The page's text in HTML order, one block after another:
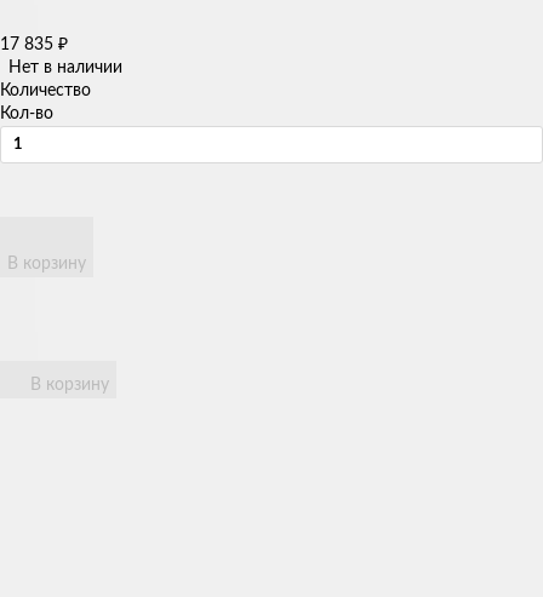
17 835 ₽
Нет в наличии
Количество
Кол-во
В корзину
В корзину